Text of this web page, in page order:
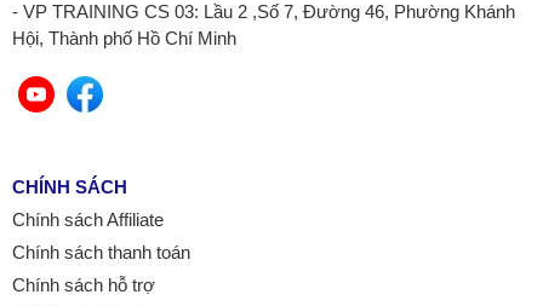
- VP TRAINING CS 03: Lầu 2 ,Số 7, Đường 46, Phường Khánh
Hội, Thành phố Hồ Chí Minh
CHÍNH SÁCH
Chính sách Affiliate
Chính sách thanh toán
Chính sách hỗ trợ